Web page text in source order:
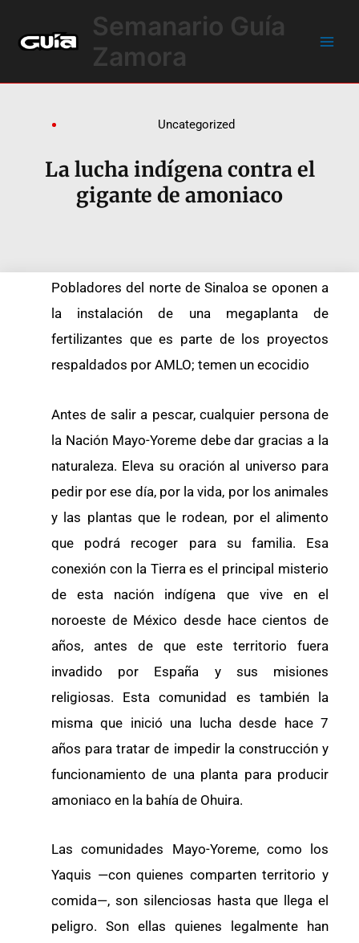
contenido
Semanario Guía
Zamora
Uncategorized
La lucha indígena contra el
gigante de amoniaco
Pobladores del norte de Sinaloa se oponen a
la instalación de una megaplanta de
fertilizantes que es parte de los proyectos
respaldados por AMLO; temen un ecocidio
Antes de salir a pescar, cualquier persona de
la Nación Mayo-Yoreme debe dar gracias a la
naturaleza. Eleva su oración al universo para
pedir por ese día, por la vida, por los animales
y las plantas que le rodean, por el alimento
que podrá recoger para su familia. Esa
conexión con la Tierra es el principal misterio
de esta nación indígena que vive en el
noroeste de México desde hace cientos de
años, antes de que este territorio fuera
invadido por España y sus misiones
religiosas. Esta comunidad es también la
misma que inició una lucha desde hace 7
años para tratar de impedir la construcción y
funcionamiento de una planta para producir
amoniaco en la bahía de Ohuira.
Las comunidades Mayo-Yoreme, como los
Yaquis —con quienes comparten territorio y
comida—, son silenciosas hasta que llega el
peligro. Son ellas quienes legalmente han